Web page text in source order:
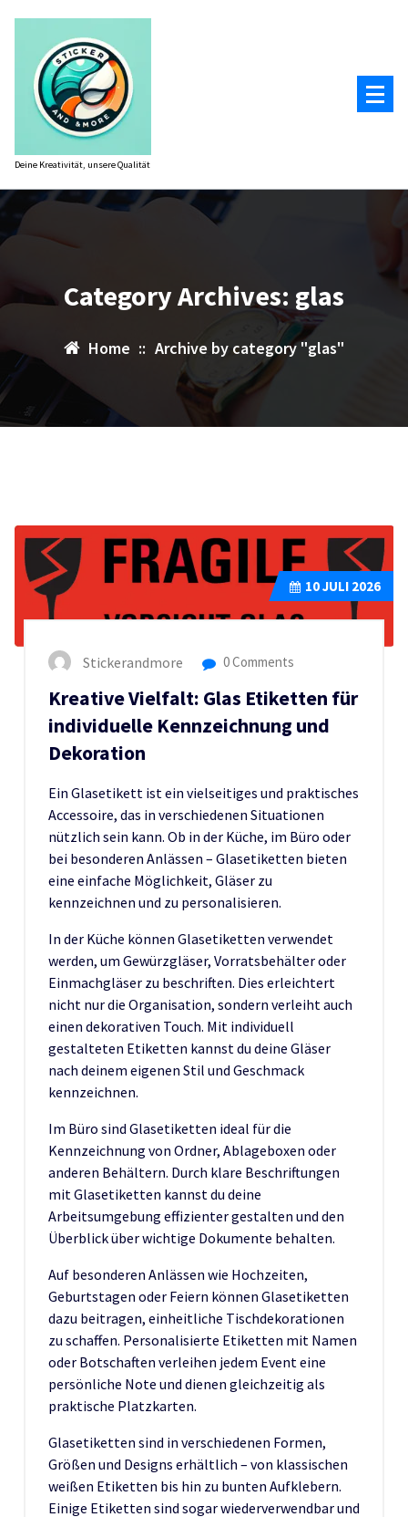
springen
Deine Kreativität, unsere Qualität
Category Archives: glas
Home :: Archive by category "glas"
10JULI 2026
Stickerandmore 0 Comments
Kreative Vielfalt: Glas Etiketten für
individuelle Kennzeichnung und
Dekoration
Ein Glasetikett ist ein vielseitiges und praktisches
Accessoire, das in verschiedenen Situationen
nützlich sein kann. Ob in der Küche, im Büro oder
bei besonderen Anlässen – Glasetiketten bieten
eine einfache Möglichkeit, Gläser zu
kennzeichnen und zu personalisieren.
In der Küche können Glasetiketten verwendet
werden, um Gewürzgläser, Vorratsbehälter oder
Einmachgläser zu beschriften. Dies erleichtert
nicht nur die Organisation, sondern verleiht auch
einen dekorativen Touch. Mit individuell
gestalteten Etiketten kannst du deine Gläser
nach deinem eigenen Stil und Geschmack
kennzeichnen.
Im Büro sind Glasetiketten ideal für die
Kennzeichnung von Ordner, Ablageboxen oder
anderen Behältern. Durch klare Beschriftungen
mit Glasetiketten kannst du deine
Arbeitsumgebung effizienter gestalten und den
Überblick über wichtige Dokumente behalten.
Auf besonderen Anlässen wie Hochzeiten,
Geburtstagen oder Feiern können Glasetiketten
dazu beitragen, einheitliche Tischdekorationen
zu schaffen. Personalisierte Etiketten mit Namen
oder Botschaften verleihen jedem Event eine
persönliche Note und dienen gleichzeitig als
praktische Platzkarten.
Glasetiketten sind in verschiedenen Formen,
Größen und Designs erhältlich – von klassischen
weißen Etiketten bis hin zu bunten Aufklebern.
Einige Etiketten sind sogar wiederverwendbar und